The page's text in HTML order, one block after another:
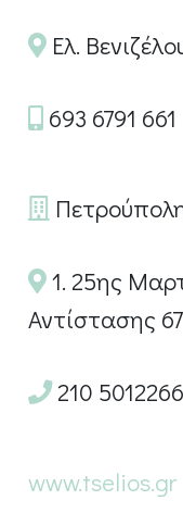
Ελ.
693 6791 661
1. 25ης
Αντίστασης 67
210 5012266
www.tselios.gr